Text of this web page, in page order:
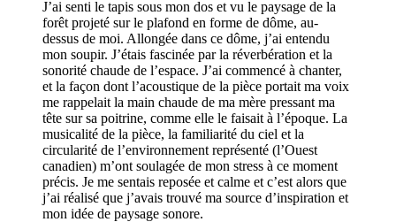
J’ai senti le tapis sous mon dos et vu le paysage de la
forêt projeté sur le plafond en forme de dôme, au-
dessus de moi. Allongée dans ce dôme, j’ai entendu
mon soupir. J’étais fascinée par la réverbération et la
sonorité chaude de l’espace. J’ai commencé à chanter,
et la façon dont l’acoustique de la pièce portait ma voix
me rappelait la main chaude de ma mère pressant ma
tête sur sa poitrine, comme elle le faisait à l’époque. La
musicalité de la pièce, la familiarité du ciel et la
circularité de l’environnement représenté (l’Ouest
canadien) m’ont soulagée de mon stress à ce moment
précis. Je me sentais reposée et calme et c’est alors que
j’ai réalisé que j’avais trouvé ma source d’inspiration et
mon idée de paysage sonore.